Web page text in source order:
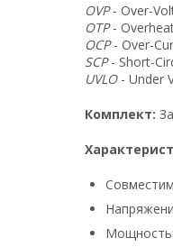
OVP- Over-
OTP-
OCP- Over-
SCP- Short-
UVLO- Under
Комплект: